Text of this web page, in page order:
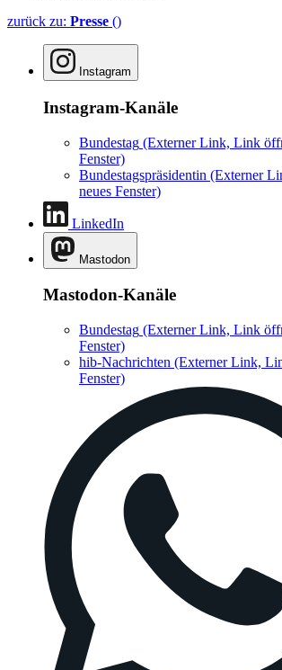
zurück zu: Presse ()
Instagram
Instagram-Kanäle
Bundestag (Externer Link, Link
Fenster)
Bundestagspräsidentin (Externer
neues Fenster)
LinkedIn
Mastodon
Mastodon-Kanäle
Bundestag (Externer Link, Link
Fenster)
hib-Nachrichten (Externer Link,
Fenster)